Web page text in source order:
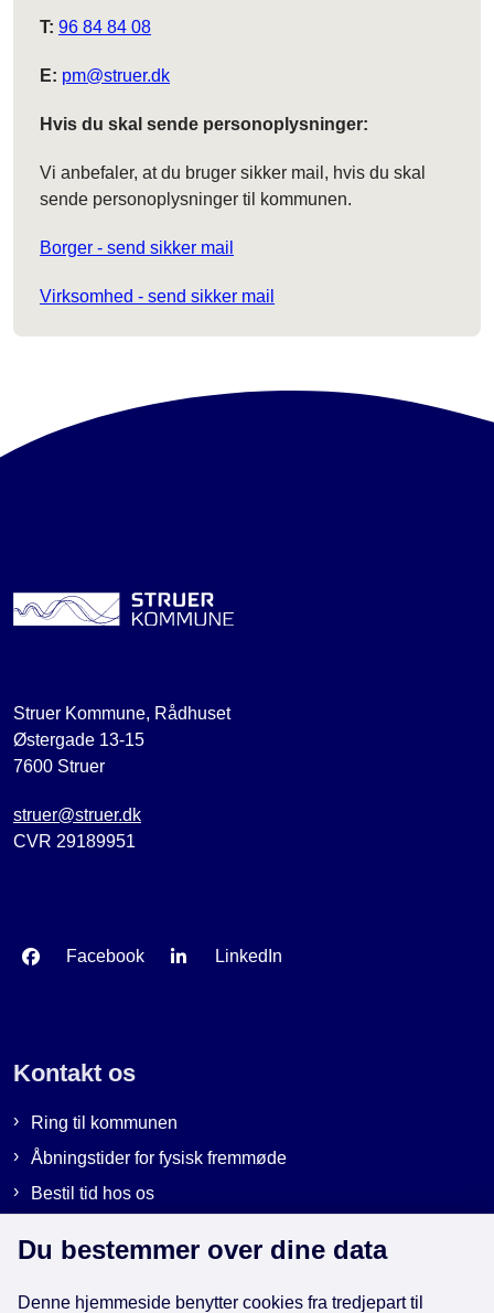
T: 96 84 84 08
E: pm@struer.dk
Hvis du skal sende personoplysninger:
Vi anbefaler, at du bruger sikker mail, hvis du skal
sende personoplysninger til kommunen.
Borger - send sikker mail
Virksomhed - send sikker mail
Struer Kommune, Rådhuset
Østergade 13-15
7600 Struer
struer@struer.dk
CVR 29189951
Facebook LinkedIn
Kontakt os
Ring til kommunen
Åbningstider for fysisk fremmøde
Bestil tid hos os
Du bestemmer over dine data
Denne hjemmeside benytter cookies fra tredjepart til